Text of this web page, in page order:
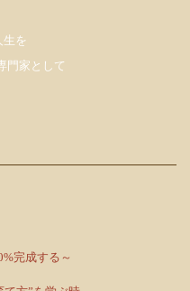
生を
門家として
完成する～